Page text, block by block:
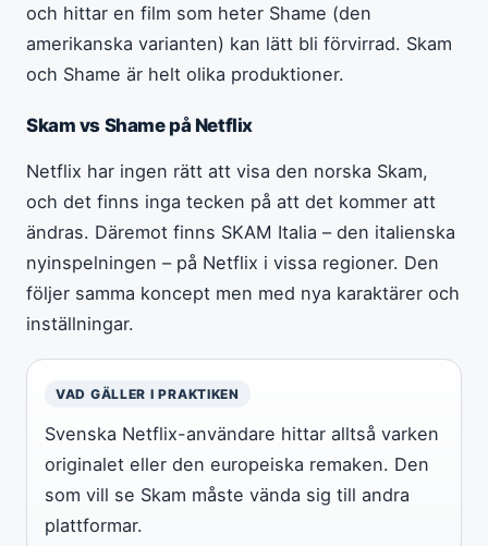
och hittar en film som heter Shame (den
amerikanska varianten) kan lätt bli förvirrad. Skam
och Shame är helt olika produktioner.
Skam vs Shame på Netflix
Netflix har ingen rätt att visa den norska Skam,
och det finns inga tecken på att det kommer att
ändras. Däremot finns SKAM Italia – den italienska
nyinspelningen – på Netflix i vissa regioner. Den
följer samma koncept men med nya karaktärer och
inställningar.
VAD GÄLLER I PRAKTIKEN
Svenska Netflix-användare hittar alltså varken
originalet eller den europeiska remaken. Den
som vill se Skam måste vända sig till andra
plattformar.